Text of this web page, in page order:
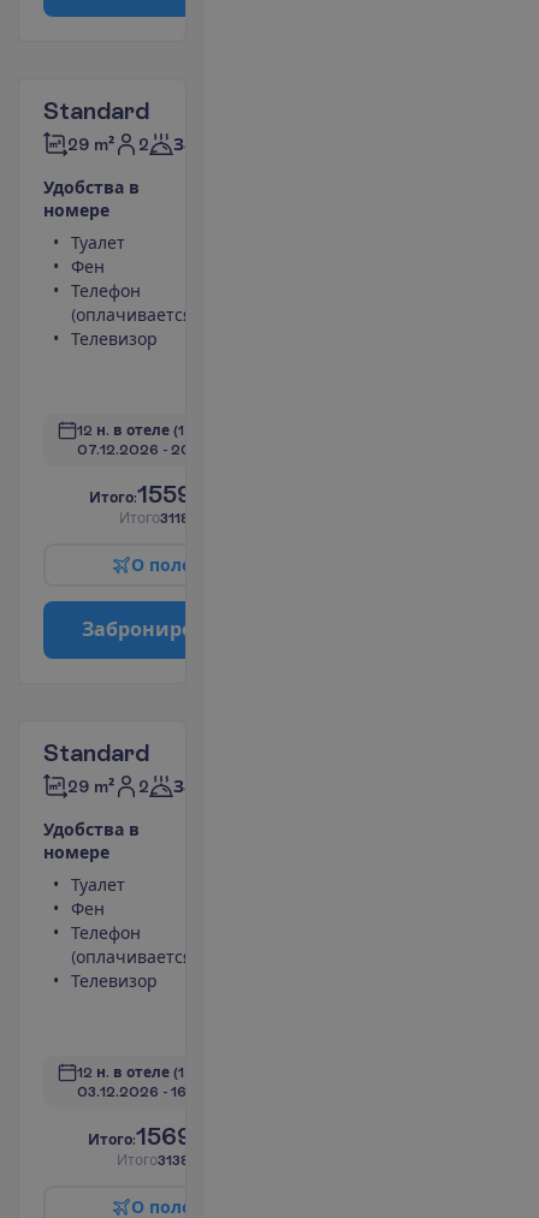
Standard
29 m² 2 Завтраки
Удобства в
номере
Туалет
Фен
Телефон
(оплачивается)
Телевизор
12 н. в отеле (14 н. всего)
07.12.2026 - 20.12.2026
Итого:1559.00
Итого3118.00
О поле
Заброниро
Standard
29 m² 2 Завтраки
Удобства в
номере
Туалет
Фен
Телефон
(оплачивается)
Телевизор
12 н. в отеле (14 н. всего)
03.12.2026 - 16.12.2026
Итого:1569.00
Итого3138.00
О поле